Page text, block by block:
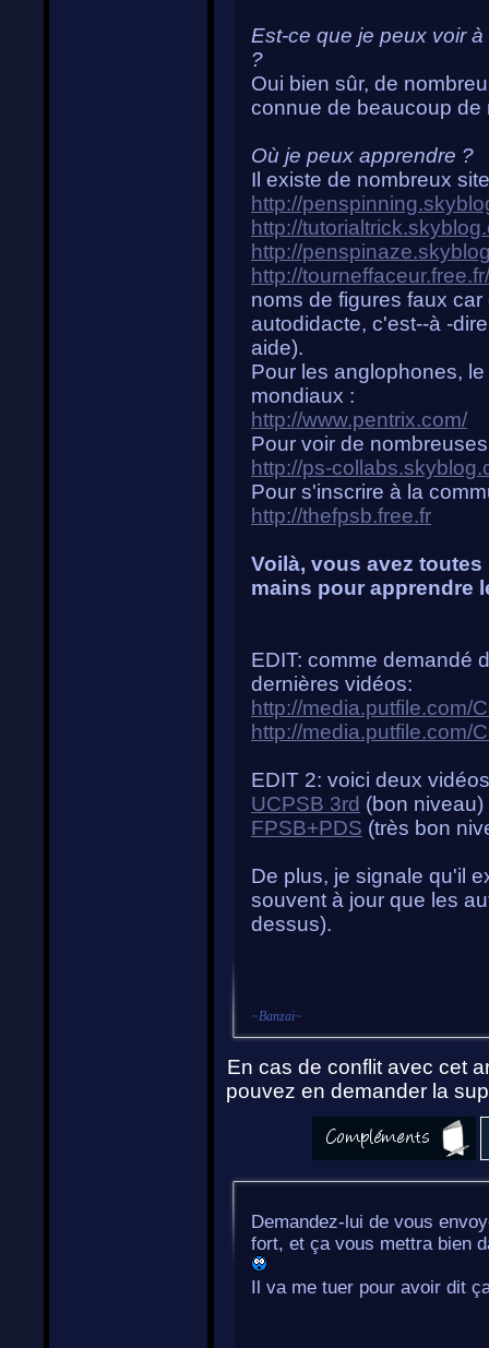
Est-ce que je peux voir
?
Oui bien sûr, de
connue de beaucoup
Où je peux apprendre ?
Il existe de nombreux
http://
http://
http://
http://tourneffaceur.free.fr/
noms de figures faux
autodidacte, c'est--à -
aide).
Pour les anglophones,
mondiaux :
http://www.pentrix.com/
Pour voir de
http://ps-
Pour s'inscrire à la
http://thefpsb.free.fr
Voilà, vous avez
mains pour apprendre
EDIT: comme demandé
dernières vidéos:
http://media.putfile.com/
http://media.putfile.com/
EDIT 2: voici deux
UCPSB 3rd (bon niveau)
FPSB+PDS (très bon
De plus, je signale qu'il
souvent à jour que les
dessus).
~Banzai~
En cas de conflit avec cet
pouvez en demander la
Demandez-lui de vous
fort, et ça vous mettra bien
Il va me tuer pour avoir dit